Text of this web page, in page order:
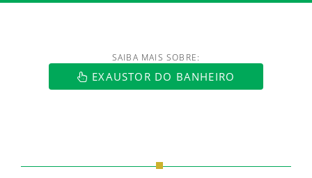
https://www.luftmaxi.com.br/
SAIBA MAIS SOBRE:
EXAUSTOR DO BANHEIRO